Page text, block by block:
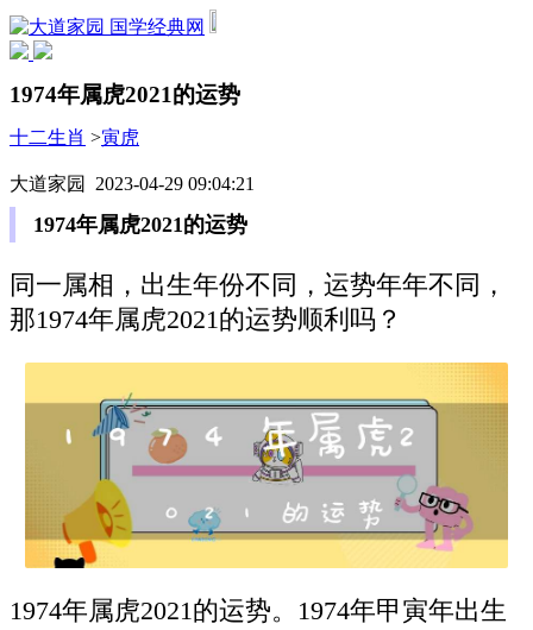
国学经典网
1974年属虎2021的运势
十二生肖 >寅虎
大道家园 2023-04-29 09:04:21
1974年属虎2021的运势
同一属相，出生年份不同，运势年年不同，
那1974年属虎2021的运势顺利吗？
1974年属虎2021的运势。1974年甲寅年出生